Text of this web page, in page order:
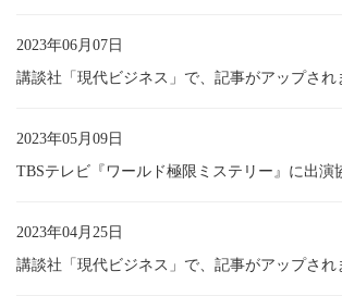
2023年06月07日
講談社「現代ビジネス」で、記事がアップされ
2023年05月09日
TBSテレビ『ワールド極限ミステリー』に出演
2023年04月25日
講談社「現代ビジネス」で、記事がアップされ